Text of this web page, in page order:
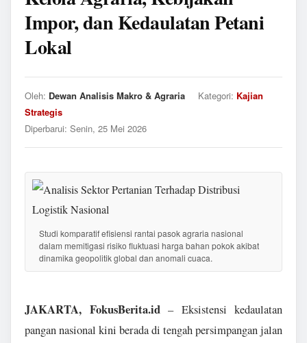
Impor, dan Kedaulatan Petani
Lokal
Oleh: Dewan Analisis Makro & Agraria Kategori: Kajian
Strategis
Diperbarui: Senin, 25 Mei 2026
Studi komparatif efisiensi rantai pasok agraria nasional
dalam memitigasi risiko fluktuasi harga bahan pokok akibat
dinamika geopolitik global dan anomali cuaca.
JAKARTA, FokusBerita.id– Eksistensi kedaulatan
pangan nasional kini berada di tengah persimpangan jalan